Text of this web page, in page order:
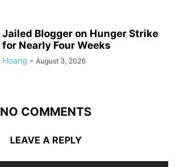
Jailed Blogger on Hunger Strike
for Nearly Four Weeks
Hoang - August 3, 2026
NO COMMENTS
LEAVE A REPLY